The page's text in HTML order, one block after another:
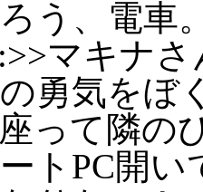
う、電車
マキナ
勇気をぼ
って隣の
トPC開い